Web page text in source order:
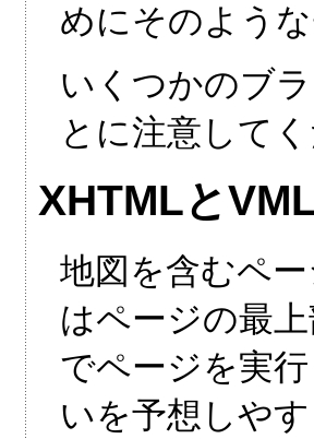
めにそのよう
いくつかのブ
とに注意して
XHTMLと
地図を含むペ
はページの最
でページを実
いを予想しや